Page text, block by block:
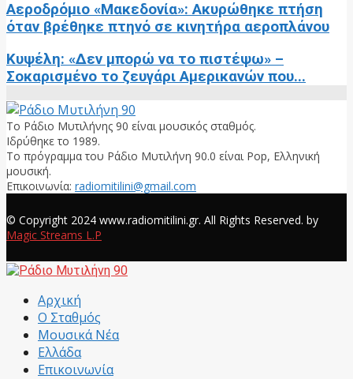
Αεροδρόμιο «Μακεδονία»: Ακυρώθηκε πτήση
όταν βρέθηκε πτηνό σε κινητήρα αεροπλάνου
Κυψέλη: «Δεν μπορώ να το πιστέψω» –
Σοκαρισμένο το ζευγάρι Αμερικανών που...
Το Ράδιο Μυτιλήνης 90 είναι μουσικός σταθμός.
Ιδρύθηκε το 1989.
Το πρόγραμμα του Ράδιο Μυτιλήνη 90.0 είναι Pop, Ελληνική
μουσική.
Επικοινωνία: radiomitilini@gmail.com
© Copyright 2024 www.radiomitilini.gr. All Rights Reserved. by
Magic Streams L.P
Αρχική
Ο Σταθμός
Μουσικά Νέα
Ελλάδα
Επικοινωνία